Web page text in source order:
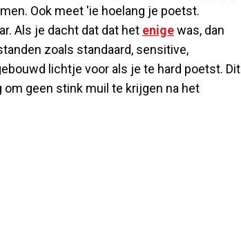
Ook meet 'ie hoelang je poetst.
Als je dacht dat dat het enigewas, dan
zoals standaard, sensitive,
lichtje voor als je te hard poetst. Dit
geen stink muil te krijgen na het